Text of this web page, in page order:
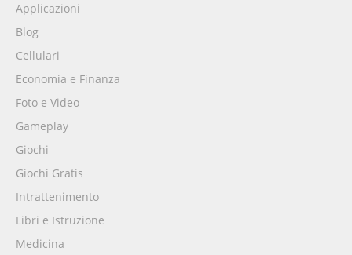
Applicazioni
Blog
Cellulari
Economia e Finanza
Foto e Video
Gameplay
Giochi
Giochi Gratis
Intrattenimento
Libri e Istruzione
Medicina